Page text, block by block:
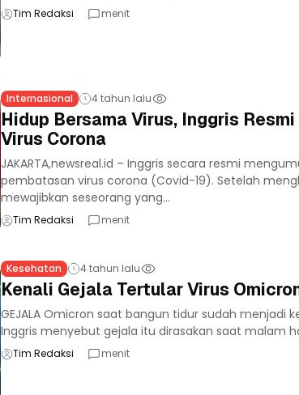
Tim Redaksi menit
Internasional 4 tahun lalu
Hidup Bersama Virus, Inggris
Virus Corona
JAKARTA,newsreal.id – Inggris secara resmi
pembatasan virus corona (Covid-19). Setelah
mewajibkan seseorang yang...
Tim Redaksi menit
Kesehatan 4 tahun lalu
Kenali Gejala Tertular Virus
GEJALA Omicron saat bangun tidur sudah menjadi
Inggris menyebut gejala itu dirasakan saat malam
Tim Redaksi menit